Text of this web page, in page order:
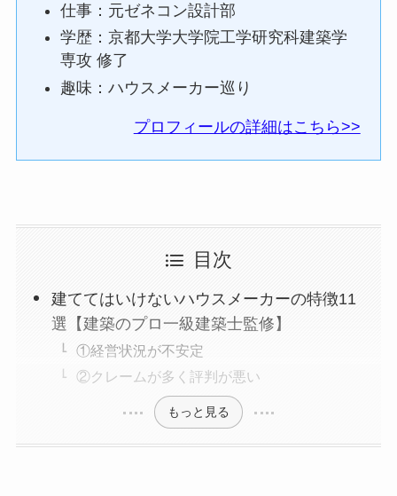
仕事：元ゼネコン設計部
学歴：京都大学大学院工学研究科建築学
専攻 修了
趣味：ハウスメーカー巡り
プロフィールの詳細はこちら>>
目次
建ててはいけないハウスメーカーの特徴11
選【建築のプロ一級建築士監修】
①経営状況が不安定
②クレームが多く評判が悪い
もっと見る